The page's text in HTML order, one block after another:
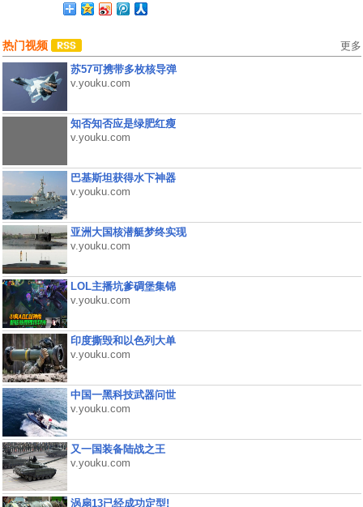
热门视频 更多
苏57可携带多枚核导弹
v.youku.com
知否知否应是绿肥红瘦
v.youku.com
巴基斯坦获得水下神器
v.youku.com
亚洲大国核潜艇梦终实现
v.youku.com
LOL主播坑爹碉堡集锦
v.youku.com
印度撕毁和以色列大单
v.youku.com
中国一黑科技武器问世
v.youku.com
又一国装备陆战之王
v.youku.com
涡扇13已经成功定型!